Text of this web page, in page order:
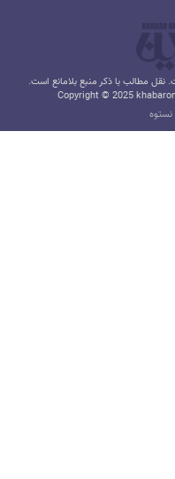
مطالب با ذکر منبع بلامانع است.
Copyright © 2025